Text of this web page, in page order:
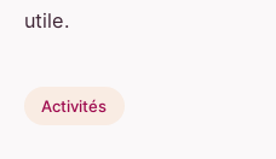
utile.
Activités